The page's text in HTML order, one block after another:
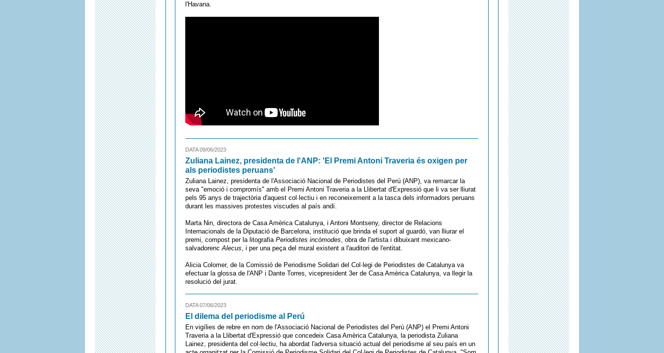
l'Havana.
DATA 09/06/2023
Zuliana Lainez, presidenta de l'ANP: 'El Premi Antoni Traveria és oxigen per
als periodistes peruans'
Zuliana Lainez, presidenta de l'Associació Nacional de Periodistes del Perú (ANP), va remarcar la
seva "emoció i compromís" amb el Premi Antoni Traveria a la Llibertat d'Expressió que li va ser lliurat
pels 95 anys de trajectòria d'aquest col·lectiu i en reconeixement a la tasca dels informadors peruans
durant les massives protestes viscudes al país andí.
Marta Nin, directora de Casa Amèrica Catalunya, i Antoni Montseny, director de Relacions
Internacionals de la Diputació de Barcelona, institució que brinda el suport al guardó, van lliurar el
premi, compost per la litografia Periodistes incòmodes, obra de l'artista i dibuixant mexicano-
salvadorencAlecus, i per una peça del mural existent a l'auditori de l'entitat.
Alicia Colomer, de la Comissió de Periodisme Solidari del Col·legi de Periodistes de Catalunya va
efectuar la glossa de l'ANP i Dante Torres, vicepresident 3er de Casa Amèrica Catalunya, va llegir la
resolució del jurat.
DATA 07/06/2023
El dilema del periodisme al Perú
En vigílies de rebre en nom de l'Associació Nacional de Periodistes del Perú (ANP) el Premi Antoni
Traveria a la Llibertat d'Expressió que concedeix Casa Amèrica Catalunya, la periodista Zuliana
Lainez, presidenta del col·lectiu, ha abordat l'adversa situació actual del periodisme al seu país en un